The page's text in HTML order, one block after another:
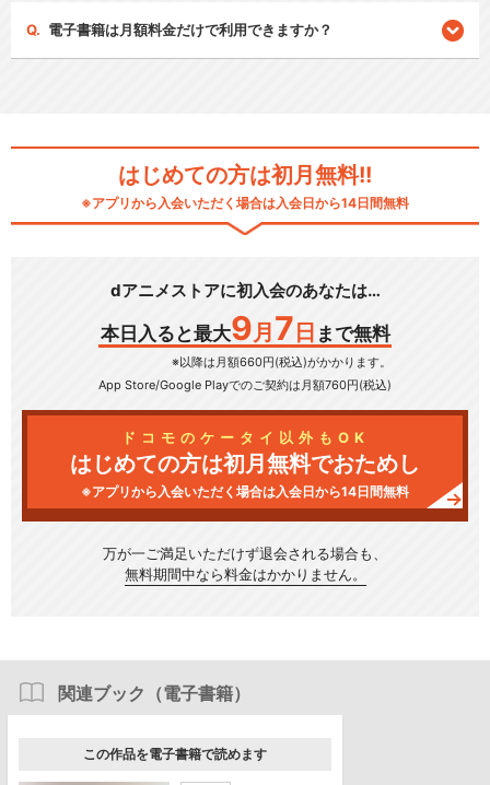
電子書籍は月額料金だけで利用できますか？
はじめての方は初月無料!!
※アプリから入会いただく場合は入会日から14日間無料
dアニメストアに初入会のあなたは…
本日入ると最大9 月 7 日 まで無料
※以降は月額660円(税込)がかかります。
App Store/Google Playでのご契約は月額760円(税込)
ドコモのケータイ以外もOK
はじめての方は初月無料でおためし
※アプリから入会いただく場合は入会日から14日間無料
万が一ご満足いただけず退会される場合も、
無料期間中なら料金はかかりません。
関連ブック（電子書籍）
この作品を電子書籍で読めます